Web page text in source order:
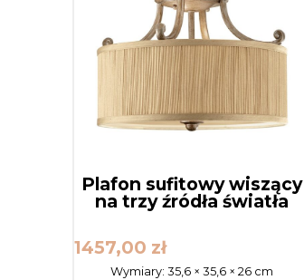
Plafon sufitowy wiszący
na trzy źródła światła
1457,00 zł
Wymiary:35,6 × 35,6 × 26 cm